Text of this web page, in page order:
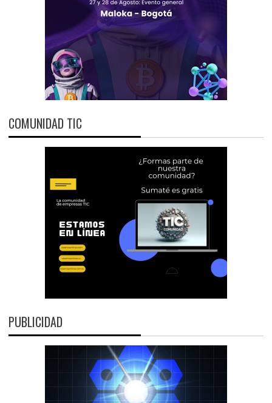
COMUNIDAD TIC
PUBLICIDAD